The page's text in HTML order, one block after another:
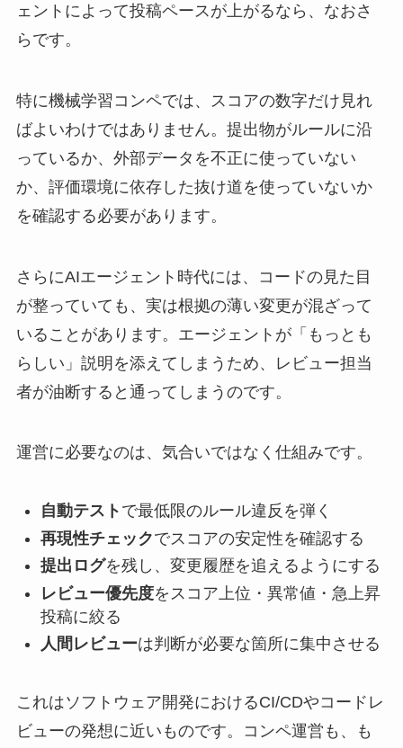
ェントによって投稿ペースが上がるなら、なおさ
らです。
特に機械学習コンペでは、スコアの数字だけ見れ
ばよいわけではありません。提出物がルールに沿
っているか、外部データを不正に使っていない
か、評価環境に依存した抜け道を使っていないか
を確認する必要があります。
さらにAIエージェント時代には、コードの見た目
が整っていても、実は根拠の薄い変更が混ざって
いることがあります。エージェントが「もっとも
らしい」説明を添えてしまうため、レビュー担当
者が油断すると通ってしまうのです。
運営に必要なのは、気合いではなく仕組みです。
自動テスト で最低限のルール違反を弾く
再現性チェックでスコアの安定性を確認する
提出ログを残し、変更履歴を追えるようにする
レビュー優先度をスコア上位・異常値・急上昇
投稿に絞る
人間レビューは判断が必要な箇所に集中させる
これはソフトウェア開発におけるCI/CDやコードレ
ビューの発想に近いものです。コンペ運営も、も